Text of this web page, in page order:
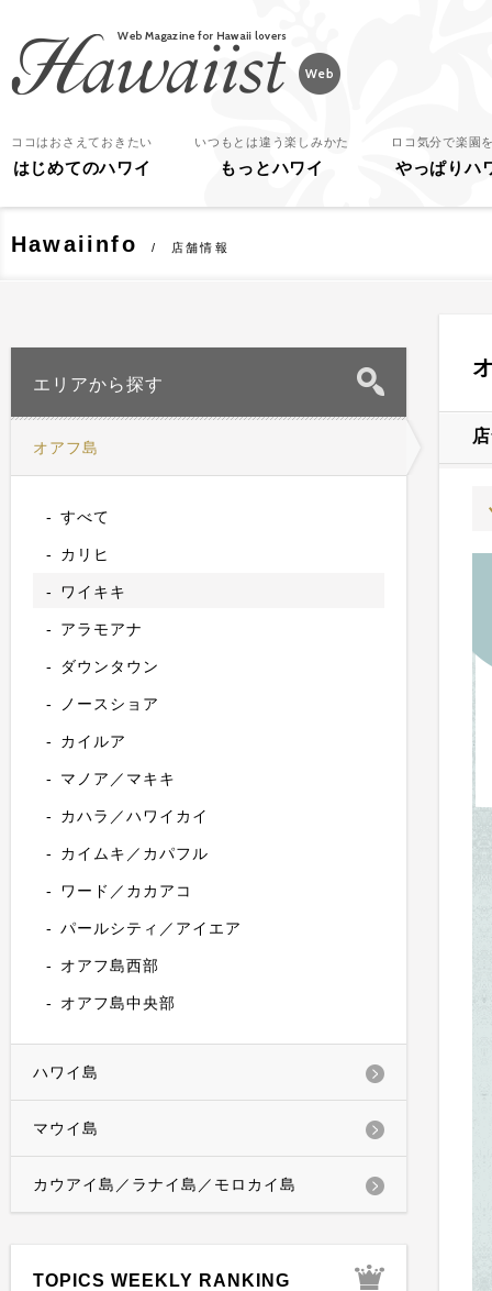
ココはおさえておきたい
はじめてのハワイ
いつもとは違う楽しみかた
もっとハワイ
ロコ気分で楽園
やっぱりハ
Hawaiinfo 店舗情報
エリアから探す
オアフ島
すべて
カリヒ
ワイキキ
アラモアナ
ダウンタウン
ノースショア
カイルア
マノア／マキキ
カハラ／ハワイカイ
カイムキ／カパフル
ワード／カカアコ
パールシティ／アイエア
オアフ島西部
オアフ島中央部
ハワイ島
マウイ島
カウアイ島／ラナイ島／モロカイ島
TOPICS WEEKLY RANKING